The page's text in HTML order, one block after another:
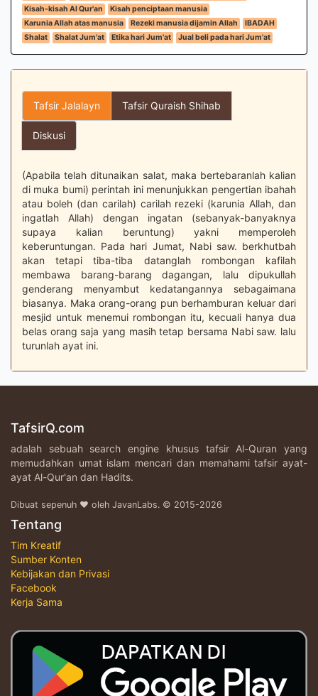
Kisah-kisah Al Qur'an
Kisah penciptaan manusia
Karunia Allah atas manusia
Rezeki manusia dijamin Allah
IBADAH
Shalat
Shalat Jum'at Etika hari Jum'at Jual beli pada hari Jum'at
Tafsir Jalalayn Tafsir Quraish Shihab
Diskusi
(Apabila telah ditunaikan salat, maka bertebaranlah kalian
di muka bumi) perintah ini menunjukkan pengertian ibahah
atau boleh (dan carilah) carilah rezeki (karunia Allah, dan
ingatlah Allah) dengan ingatan (sebanyak-banyaknya
supaya kalian beruntung) yakni memperoleh
keberuntungan. Pada hari Jumat, Nabi saw. berkhutbah
akan tetapi tiba-tiba datanglah rombongan kafilah
membawa barang-barang dagangan, lalu dipukullah
genderang menyambut kedatangannya sebagaimana
biasanya. Maka orang-orang pun berhamburan keluar dari
mesjid untuk menemui rombongan itu, kecuali hanya dua
belas orang saja yang masih tetap bersama Nabi saw. lalu
turunlah ayat ini.
TafsirQ.com
adalah sebuah search engine khusus tafsir Al-Quran yang
memudahkan umat islam mencari dan memahami tafsir ayat-
ayat Al-Qur'an dan Hadits.
Dibuat sepenuh ♥ oleh JavanLabs. © 2015-2026
Tentang
Tim Kreatif
Sumber Konten
Kebijakan dan Privasi
Facebook
Kerja Sama